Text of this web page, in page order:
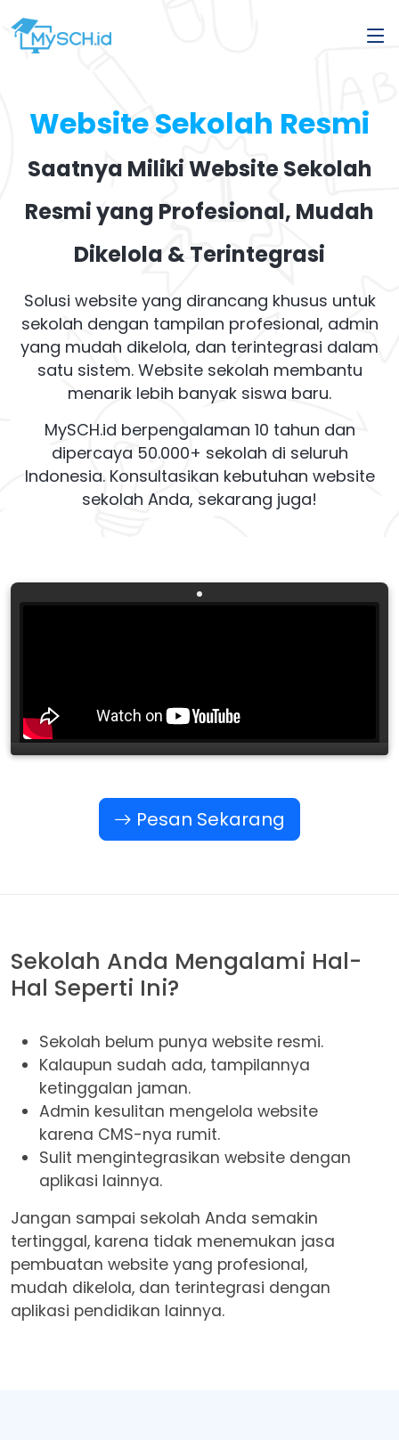
Website Sekolah Resmi
Saatnya Miliki Website Sekolah
Resmi yang Profesional, Mudah
Dikelola & Terintegrasi
Solusi website yang dirancang khusus untuk
sekolah dengan tampilan profesional, admin
yang mudah dikelola, dan terintegrasi dalam
satu sistem. Website sekolah membantu
menarik lebih banyak siswa baru.
MySCH.id berpengalaman 10 tahun dan
dipercaya 50.000+ sekolah di seluruh
Indonesia. Konsultasikan kebutuhan website
sekolah Anda, sekarang juga!
Pesan Sekarang
Sekolah Anda Mengalami Hal-
Hal Seperti Ini?
Sekolah belum punya website resmi.
Kalaupun sudah ada, tampilannya
ketinggalan jaman.
Admin kesulitan mengelola website
karena CMS-nya rumit.
Sulit mengintegrasikan website dengan
aplikasi lainnya.
Jangan sampai sekolah Anda semakin
tertinggal, karena tidak menemukan jasa
pembuatan website yang profesional,
mudah dikelola, dan terintegrasi dengan
aplikasi pendidikan lainnya.